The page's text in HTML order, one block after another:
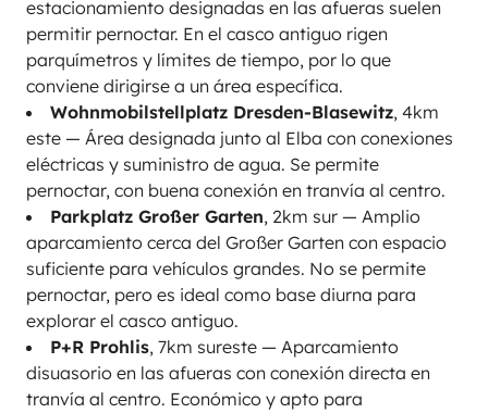
estacionamiento designadas en las afueras suelen
permitir pernoctar. En el casco antiguo rigen
parquímetros y límites de tiempo, por lo que
conviene dirigirse a un área específica.
Wohnmobilstellplatz Dresden-Blasewitz, 4km
este — Área designada junto al Elba con conexiones
eléctricas y suministro de agua. Se permite
pernoctar, con buena conexión en tranvía al centro.
Parkplatz Großer Garten, 2km sur — Amplio
aparcamiento cerca del Großer Garten con espacio
suficiente para vehículos grandes. No se permite
pernoctar, pero es ideal como base diurna para
explorar el casco antiguo.
P+R Prohlis, 7km sureste — Aparcamiento
disuasorio en las afueras con conexión directa en
tranvía al centro. Económico y apto para